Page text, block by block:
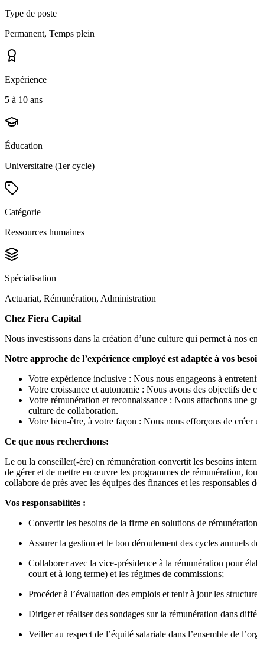
Type de poste
Permanent, Temps plein
Expérience
5 à 10 ans
Éducation
Universitaire (1er cycle)
Catégorie
Ressources humaines
Spécialisation
Actuariat, Rémunération, Administration
Chez Fiera Capital
Nous investissons dans la création d’une culture qui permet à nos
Notre approche de l’expérience employé est adaptée à vos
Votre expérience inclusive : Nous nous engageons à
Votre croissance et autonomie : Nous avons des objectifs
Votre rémunération et reconnaissance : Nous attachons une
culture de collaboration.
Votre bien-être, à votre façon : Nous nous efforçons de
Ce que nous recherchons:
Le ou la conseiller(-ère) en rémunération convertit les besoins
de gérer et de mettre en œuvre les programmes de rémunération,
collabore de près avec les équipes des finances et les
Vos responsabilités :
Convertir les besoins de la firme en solutions de
Assurer la gestion et le bon déroulement des cycles annuels
Collaborer avec la vice-présidence à la rémunération pour
court et à long terme) et les régimes de commissions;
Procéder à l’évaluation des emplois et tenir à jour les
Diriger et réaliser des sondages sur la rémunération dans
Veiller au respect de l’équité salariale dans l’ensemble de